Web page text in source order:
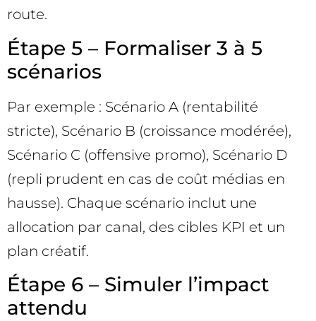
route.
Étape 5 – Formaliser 3 à 5
scénarios
Par exemple : Scénario A (rentabilité
stricte), Scénario B (croissance modérée),
Scénario C (offensive promo), Scénario D
(repli prudent en cas de coût médias en
hausse). Chaque scénario inclut une
allocation par canal, des cibles KPI et un
plan créatif.
Étape 6 – Simuler l’impact
attendu